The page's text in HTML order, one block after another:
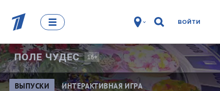
ВОЙТИ
ПОЛЕЧУДЕС 16+
ВЫПУСКИ
ИНТЕРАКТИВНАЯ ИГРА